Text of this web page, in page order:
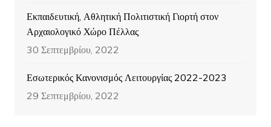
Εκπαιδευτική, Αθλητική Πολιτιστική Γιορτή στον
Αρχαιολογικό Χώρο Πέλλας
30 Σεπτεμβρίου, 2022
Εσωτερικός Κανονισμός Λειτουργίας 2022-2023
29 Σεπτεμβρίου, 2022